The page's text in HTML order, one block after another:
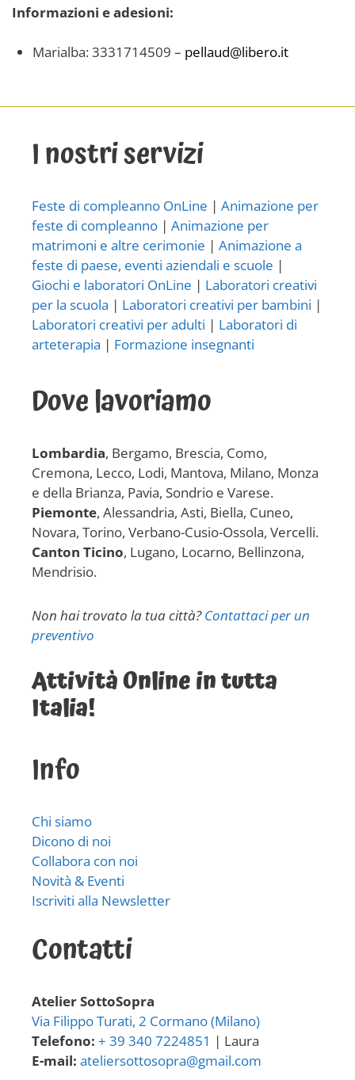
Informazioni e adesioni:
Marialba: 3331714509 – pellaud@libero.it
I nostri servizi
Feste di compleanno OnLine | Animazione per
feste di compleanno | Animazione per
matrimoni e altre cerimonie | Animazione a
feste di paese, eventi aziendali e scuole |
Giochi e laboratori OnLine | Laboratori creativi
per la scuola | Laboratori creativi per bambini |
Laboratori creativi per adulti | Laboratori di
arteterapia | Formazione insegnanti
Dove lavoriamo
Lombardia, Bergamo, Brescia, Como,
Cremona, Lecco, Lodi, Mantova, Milano, Monza
e della Brianza, Pavia, Sondrio e Varese.
Piemonte, Alessandria, Asti, Biella, Cuneo,
Novara, Torino, Verbano-Cusio-Ossola, Vercelli.
Canton Ticino, Lugano, Locarno, Bellinzona,
Mendrisio.
Non hai trovato la tua città?Contattaci per un
preventivo
Attività Online in tutta
Italia!
Info
Chi siamo
Dicono di noi
Collabora con noi
Novità & Eventi
Iscriviti alla Newsletter
Contatti
Atelier SottoSopra
Via Filippo Turati, 2 Cormano (Milano)
Telefono: + 39 340 7224851 | Laura
E-mail: ateliersottosopra@gmail.com